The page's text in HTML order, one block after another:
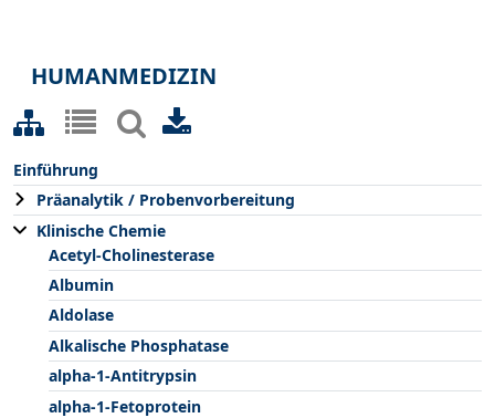
HUMANMEDIZIN
Einführung
Präanalytik / Probenvorbereitung
Klinische Chemie
Acetyl-Cholinesterase
Albumin
Aldolase
Alkalische Phosphatase
alpha-1-Antitrypsin
alpha-1-Fetoprotein